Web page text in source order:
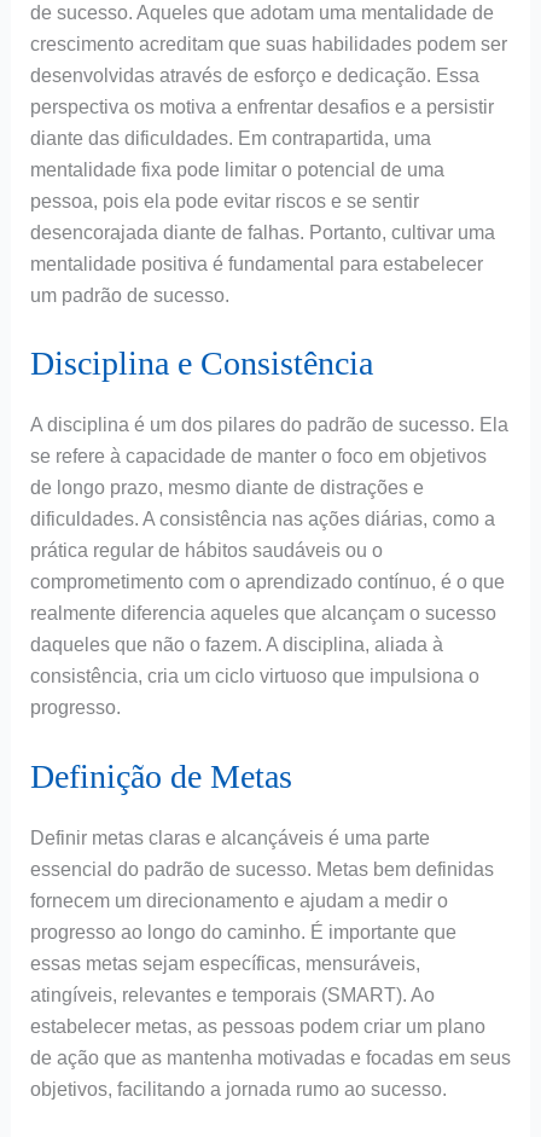
de sucesso. Aqueles que adotam uma mentalidade de
crescimento acreditam que suas habilidades podem ser
desenvolvidas através de esforço e dedicação. Essa
perspectiva os motiva a enfrentar desafios e a persistir
diante das dificuldades. Em contrapartida, uma
mentalidade fixa pode limitar o potencial de uma
pessoa, pois ela pode evitar riscos e se sentir
desencorajada diante de falhas. Portanto, cultivar uma
mentalidade positiva é fundamental para estabelecer
um padrão de sucesso.
Disciplina e Consistência
A disciplina é um dos pilares do padrão de sucesso. Ela
se refere à capacidade de manter o foco em objetivos
de longo prazo, mesmo diante de distrações e
dificuldades. A consistência nas ações diárias, como a
prática regular de hábitos saudáveis ou o
comprometimento com o aprendizado contínuo, é o que
realmente diferencia aqueles que alcançam o sucesso
daqueles que não o fazem. A disciplina, aliada à
consistência, cria um ciclo virtuoso que impulsiona o
progresso.
Definição de Metas
Definir metas claras e alcançáveis é uma parte
essencial do padrão de sucesso. Metas bem definidas
fornecem um direcionamento e ajudam a medir o
progresso ao longo do caminho. É importante que
essas metas sejam específicas, mensuráveis,
atingíveis, relevantes e temporais (SMART). Ao
estabelecer metas, as pessoas podem criar um plano
de ação que as mantenha motivadas e focadas em seus
objetivos, facilitando a jornada rumo ao sucesso.